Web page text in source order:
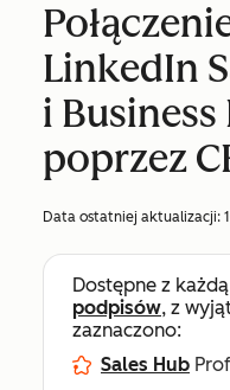
LinkedIn
i Business
poprzez
Data ostatniej aktualizacji:
Dostępne z
podpisów, z
zaznaczono:
Sales Hub